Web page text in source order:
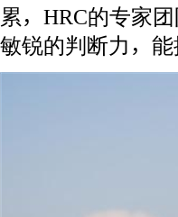
累，HRC的专家
敏锐的判断力，